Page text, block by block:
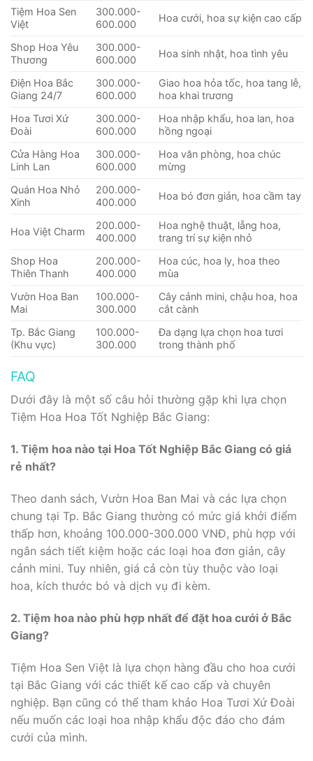
Tiệm Hoa Sen
Việt
300.000-
600.000
Hoa cưới, hoa sự kiện cao cấp
Shop Hoa Yêu
Thương
300.000-
600.000
Hoa sinh nhật, hoa tình yêu
Điện Hoa Bắc
Giang 24/7
300.000-
600.000
Giao hoa hỏa tốc, hoa tang lễ,
hoa khai trương
Hoa Tươi Xứ
Đoài
300.000-
600.000
Hoa nhập khẩu, hoa lan, hoa
hồng ngoại
Cửa Hàng Hoa
Linh Lan
300.000-
600.000
Hoa văn phòng, hoa chúc
mừng
Quán Hoa Nhỏ
Xinh
200.000-
400.000
Hoa bó đơn giản, hoa cầm tay
Hoa Việt Charm
200.000-
400.000
Hoa nghệ thuật, lẵng hoa,
trang trí sự kiện nhỏ
Shop Hoa
Thiên Thanh
200.000-
400.000
Hoa cúc, hoa ly, hoa theo
mùa
Vườn Hoa Ban
Mai
100.000-
300.000
Cây cảnh mini, chậu hoa, hoa
cắt cành
Tp. Bắc Giang
(Khu vực)
100.000-
300.000
Đa dạng lựa chọn hoa tươi
trong thành phố
FAQ
Dưới đây là một số câu hỏi thường gặp khi lựa chọn
Tiệm Hoa Hoa Tốt Nghiệp Bắc Giang:
1. Tiệm hoa nào tại Hoa Tốt Nghiệp Bắc Giang có giá
rẻ nhất?
Theo danh sách, Vườn Hoa Ban Mai và các lựa chọn
chung tại Tp. Bắc Giang thường có mức giá khởi điểm
thấp hơn, khoảng 100.000-300.000 VNĐ, phù hợp với
ngân sách tiết kiệm hoặc các loại hoa đơn giản, cây
cảnh mini. Tuy nhiên, giá cả còn tùy thuộc vào loại
hoa, kích thước bó và dịch vụ đi kèm.
2. Tiệm hoa nào phù hợp nhất để đặt hoa cưới ở Bắc
Giang?
Tiệm Hoa Sen Việt là lựa chọn hàng đầu cho hoa cưới
tại Bắc Giang với các thiết kế cao cấp và chuyên
nghiệp. Bạn cũng có thể tham khảo Hoa Tươi Xứ Đoài
nếu muốn các loại hoa nhập khẩu độc đáo cho đám
cưới của mình.